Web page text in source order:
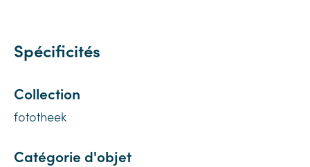
Spécificités
Collection
fototheek
Catégorie d'objet